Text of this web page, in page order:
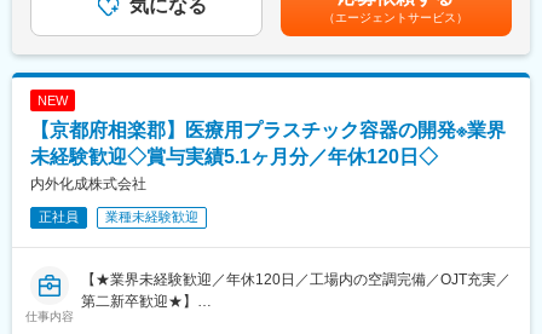
画業務
・自身が企画した商品が店頭に並び、お客様に届くやりがいを感
じていただけます。
・各ブランドでチームを組んでいるため、各得意分野を活かしな
がら良いものが完成する楽しさがあります。
・プロモーション、生産管理、営業担当、資材メーカー、OEMな
■組織構成：
り、選考を通じて上下する可能性があります。月給(月額)は固定手
気になる
（エージェントサービス）
NEW
【京都府相楽郡】医療用プラスチック容器の開発※業界
未経験歓迎◇賞与実績5.1ヶ月分／年休120日◇
内外化成株式会社
正社員 業種未経験歓迎
仕事内容
【★業界未経験歓迎／年休120日／工場内の空調完備／OJT充実／
第二新卒歓迎★】